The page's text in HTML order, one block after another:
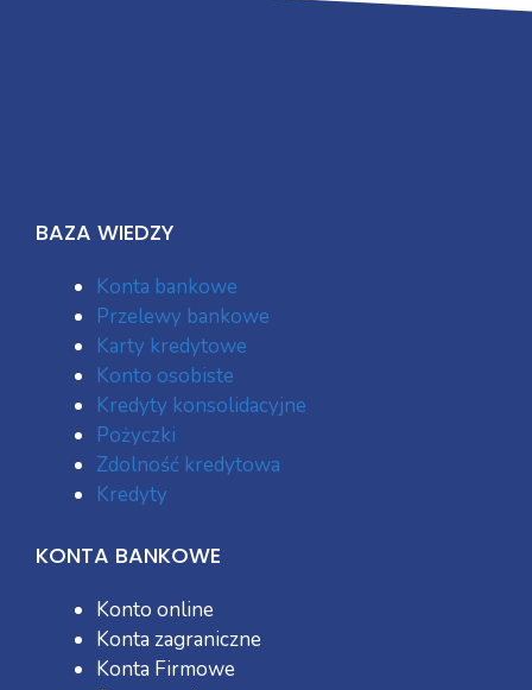
BAZA WIEDZY
Konta bankowe
Przelewy bankowe
Karty kredytowe
Konto osobiste
Kredyty konsolidacyjne
Pożyczki
Zdolność kredytowa
Kredyty
KONTA BANKOWE
Konto online
Konta zagraniczne
Konta Firmowe